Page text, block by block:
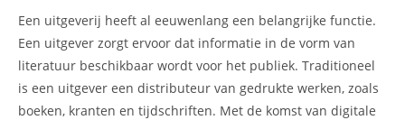
Een uitgeverij heeft al eeuwenlang een belangrijke functie.
Een uitgever zorgt ervoor dat informatie in de vorm van
literatuur beschikbaar wordt voor het publiek. Traditioneel
is een uitgever een distributeur van gedrukte werken, zoals
boeken, kranten en tijdschriften. Met de komst van digitale